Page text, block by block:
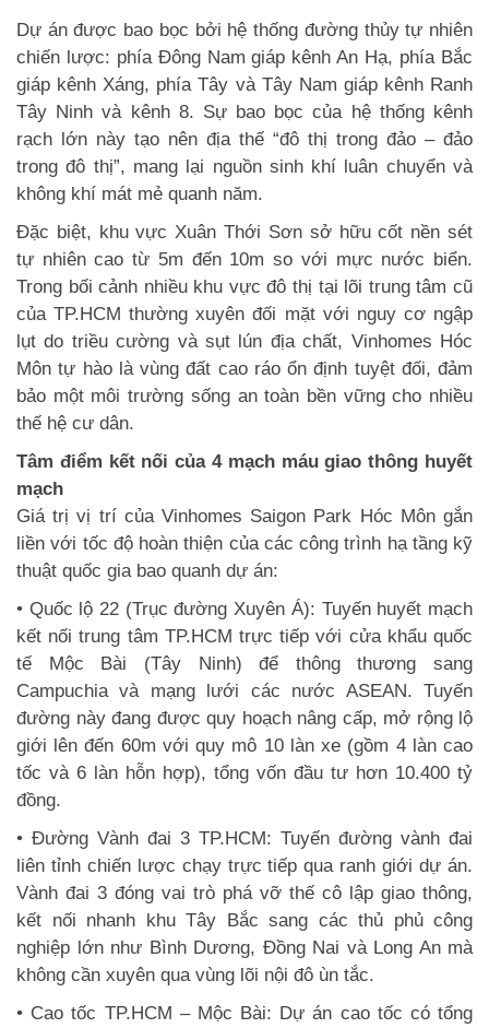
Dự án được bao bọc bởi hệ thống đường thủy tự nhiên
chiến lược: phía Đông Nam giáp kênh An Hạ, phía Bắc
giáp kênh Xáng, phía Tây và Tây Nam giáp kênh Ranh
Tây Ninh và kênh 8. Sự bao bọc của hệ thống kênh
rạch lớn này tạo nên địa thế “đô thị trong đảo – đảo
trong đô thị”, mang lại nguồn sinh khí luân chuyển và
không khí mát mẻ quanh năm.
Đặc biệt, khu vực Xuân Thới Sơn sở hữu cốt nền sét
tự nhiên cao từ 5m đến 10m so với mực nước biển.
Trong bối cảnh nhiều khu vực đô thị tại lõi trung tâm cũ
của TP.HCM thường xuyên đối mặt với nguy cơ ngập
lụt do triều cường và sụt lún địa chất, Vinhomes Hóc
Môn tự hào là vùng đất cao ráo ổn định tuyệt đối, đảm
bảo một môi trường sống an toàn bền vững cho nhiều
thế hệ cư dân.
Tâm điểm kết nối của 4 mạch máu giao thông huyết
mạch
Giá trị vị trí của Vinhomes Saigon Park Hóc Môn gắn
liền với tốc độ hoàn thiện của các công trình hạ tầng kỹ
thuật quốc gia bao quanh dự án:
• Quốc lộ 22 (Trục đường Xuyên Á): Tuyến huyết mạch
kết nối trung tâm TP.HCM trực tiếp với cửa khẩu quốc
tế Mộc Bài (Tây Ninh) để thông thương sang
Campuchia và mạng lưới các nước ASEAN. Tuyến
đường này đang được quy hoạch nâng cấp, mở rộng lộ
giới lên đến 60m với quy mô 10 làn xe (gồm 4 làn cao
tốc và 6 làn hỗn hợp), tổng vốn đầu tư hơn 10.400 tỷ
đồng.
• Đường Vành đai 3 TP.HCM: Tuyến đường vành đai
liên tỉnh chiến lược chạy trực tiếp qua ranh giới dự án.
Vành đai 3 đóng vai trò phá vỡ thế cô lập giao thông,
kết nối nhanh khu Tây Bắc sang các thủ phủ công
nghiệp lớn như Bình Dương, Đồng Nai và Long An mà
không cần xuyên qua vùng lõi nội đô ùn tắc.
• Cao tốc TP.HCM – Mộc Bài: Dự án cao tốc có tổng